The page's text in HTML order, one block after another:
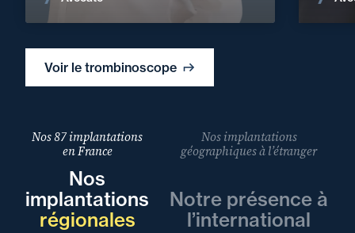
Voir le trombinoscope
Nos 87 implantations
en France
Nos
implantations
régionales
Nos implantations
géographiques à l’étranger
Notre présence à
l’international